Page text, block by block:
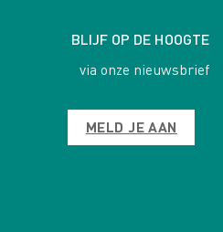
BLIJF OP DE HOOGTE
via onze nieuwsbrief
MELD JE AAN